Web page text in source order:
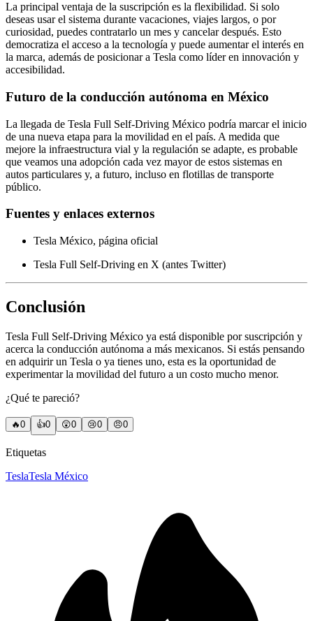
La principal ventaja de la suscripción es la flexibilidad. Si solo
deseas usar el sistema durante vacaciones, viajes largos, o por
curiosidad, puedes contratarlo un mes y cancelar después. Esto
democratiza el acceso a la tecnología y puede aumentar el interés en
la marca, además de posicionar a Tesla como líder en innovación y
accesibilidad.
Futuro de la conducción autónoma en México
La llegada de Tesla Full Self-Driving México podría marcar el inicio
de una nueva etapa para la movilidad en el país. A medida que
mejore la infraestructura vial y la regulación se adapte, es probable
que veamos una adopción cada vez mayor de estos sistemas en
autos particulares y, a futuro, incluso en flotillas de transporte
público.
Fuentes y enlaces externos
Tesla México, página oficial
Tesla Full Self-Driving en X (antes Twitter)
Conclusión
Tesla Full Self-Driving México ya está disponible por suscripción y
acerca la conducción autónoma a más mexicanos. Si estás pensando
en adquirir un Tesla o ya tienes uno, esta es la oportunidad de
experimentar la movilidad del futuro a un costo mucho menor.
¿Qué te pareció?
🔥0 👍0 😲0 😢0 😠0
Etiquetas
TeslaTesla México